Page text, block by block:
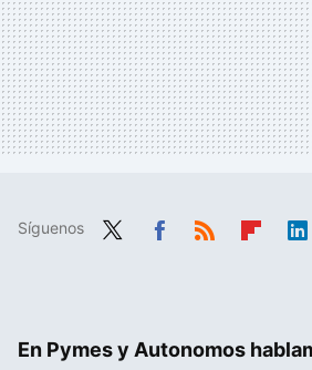
Síguenos
En Pymes y Autonomos